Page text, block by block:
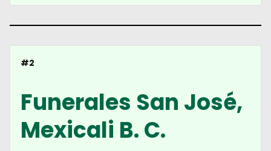
#2
Funerales San José,
Mexicali B. C.